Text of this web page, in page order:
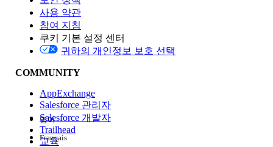
Edition
경험
사용 약관
참여 지침
쿠키 기본 설정 센터
귀하의 개인정보 보호 선택
COMMUNITY
AppExchange
Salesforce 관리자
Salesforce 개발자
Trailhead
교육
영어
Français